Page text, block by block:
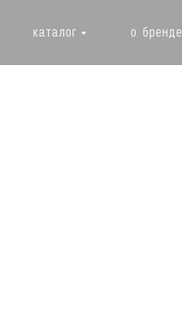
каталог о бренде